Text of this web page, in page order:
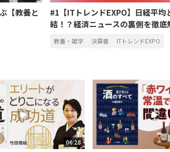
【教養と
#1【ITトレンドEXPO】日経平均
結！？経済ニュースの裏側を徹底
教養・雑学 決算書 ITトレンドEXPO
06:28